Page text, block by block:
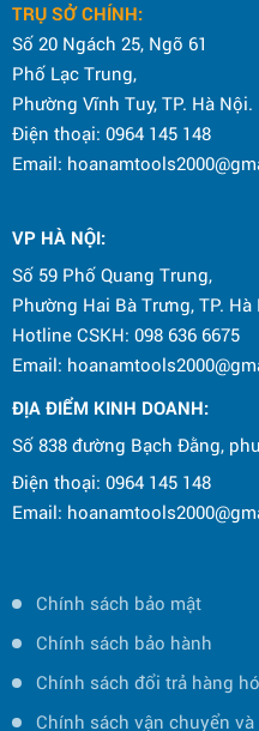
CHO ĐẠI
TRỤ SỞ CHÍNH:
Số 20 Ngách 25, Ngõ 61
Phố Lạc Trung,
Phường Vĩnh Tuy, TP. Hà Nội.
Điện thoại: 0964 145 148
Email:
VP HÀ NỘI:
Số 59 Phố Quang Trung,
Phường Hai Bà Trưng, TP. Hà
Hotline CSKH: 098 636 6675
Email:
ĐỊA ĐIỂM KINH DOANH:
Số 838 đường Bạch Đằng,
Điện thoại: 0964 145 148
Email:
Chính sách bảo mật
Chính sách bảo hành
Chính sách đổi trả hàng
Chính sách vận chuyển